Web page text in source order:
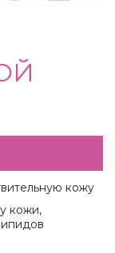
кожу
кожи,